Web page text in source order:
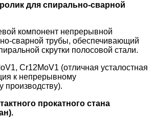
для спирально-сварной
компонент непрерывной
сварной трубы, обеспечивающий
скрутки полосовой стали.
Cr12MoV1 (отличная усталостная
к непрерывному
производству).
прокатного стана